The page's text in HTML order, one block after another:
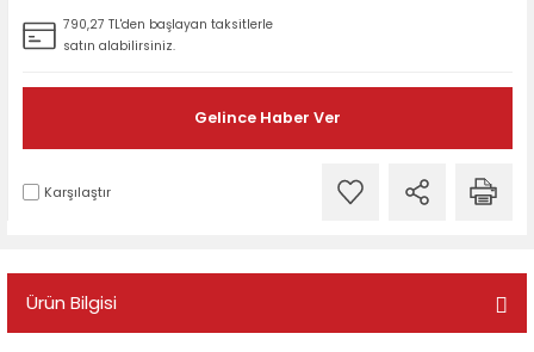
790,27 TL'den başlayan taksitlerle
satın alabilirsiniz.
Gelince Haber Ver
Karşılaştır
Ürün Bilgisi